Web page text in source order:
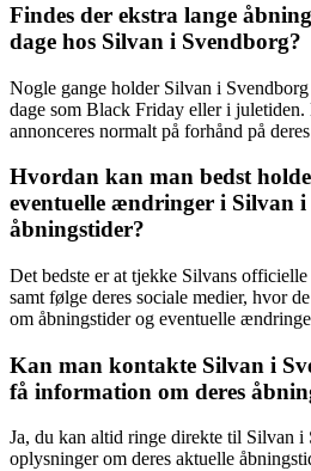
Findes der ekstra lange
dage hos Silvan i Svendborg?
Nogle gange holder Silvan i
dage som Black Friday eller i
annonceres normalt på forhånd på
Hvordan kan man bedst
eventuelle ændringer i Silvan i
åbningstider?
Det bedste er at tjekke Silvans
samt følge deres sociale medier, hvor
om åbningstider og eventuelle
Kan man kontakte Silvan i
få information om deres
Ja, du kan altid ringe direkte til Silvan i
oplysninger om deres aktuelle